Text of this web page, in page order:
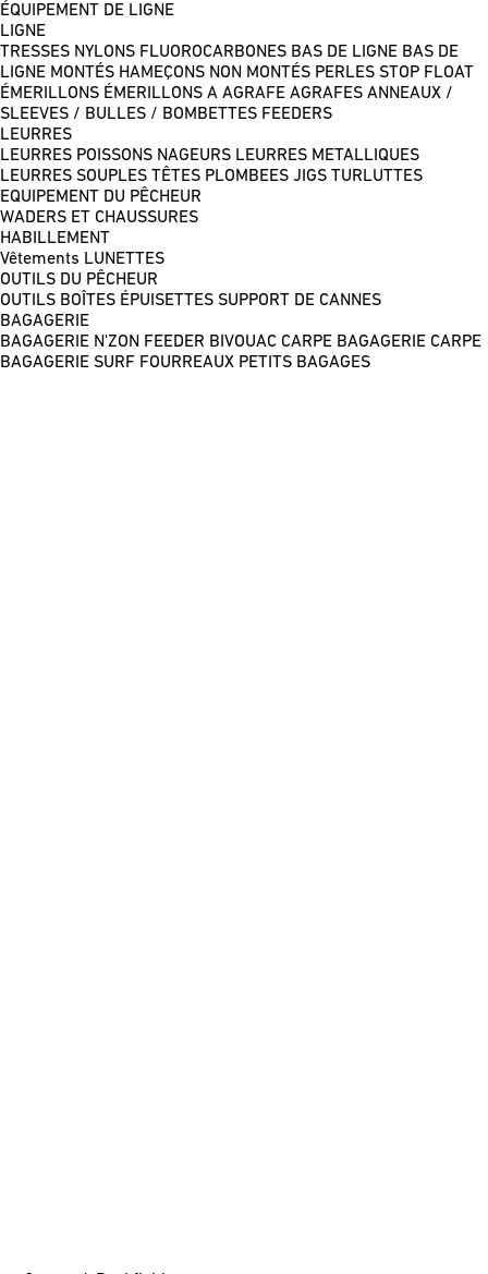
ÉQUIPEMENT DE LIGNE
LIGNE
TRESSES NYLONS FLUOROCARBONES BAS DE LIGNE BAS DE
LIGNE MONTÉS HAMEÇONS NON MONTÉS PERLES STOP FLOAT
ÉMERILLONS ÉMERILLONS A AGRAFE AGRAFES ANNEAUX /
SLEEVES / BULLES / BOMBETTES FEEDERS
LEURRES
LEURRES POISSONS NAGEURS LEURRES METALLIQUES
LEURRES SOUPLES TÊTES PLOMBEES JIGS TURLUTTES
EQUIPEMENT DU PÊCHEUR
WADERS ET CHAUSSURES
HABILLEMENT
Vêtements LUNETTES
OUTILS DU PÊCHEUR
OUTILS BOÎTES ÉPUISETTES SUPPORT DE CANNES
BAGAGERIE
BAGAGERIE N'ZON FEEDER BIVOUAC CARPE BAGAGERIE CARPE
BAGAGERIE SURF FOURREAUX PETITS BAGAGES